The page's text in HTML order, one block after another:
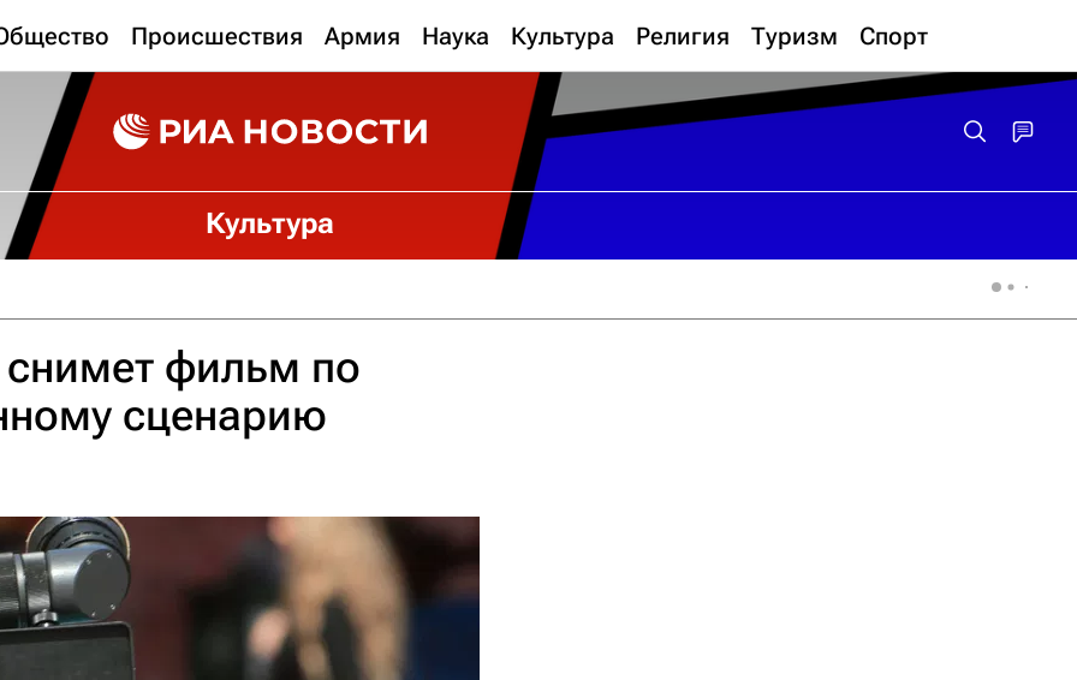
Происшествия Армия Наука Культура Религия Туризм Спорт
Культура
фильм по
сценарию